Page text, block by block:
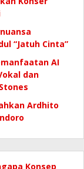
“Jatuh Cinta”
AI
dan
Ardhito
Konsep